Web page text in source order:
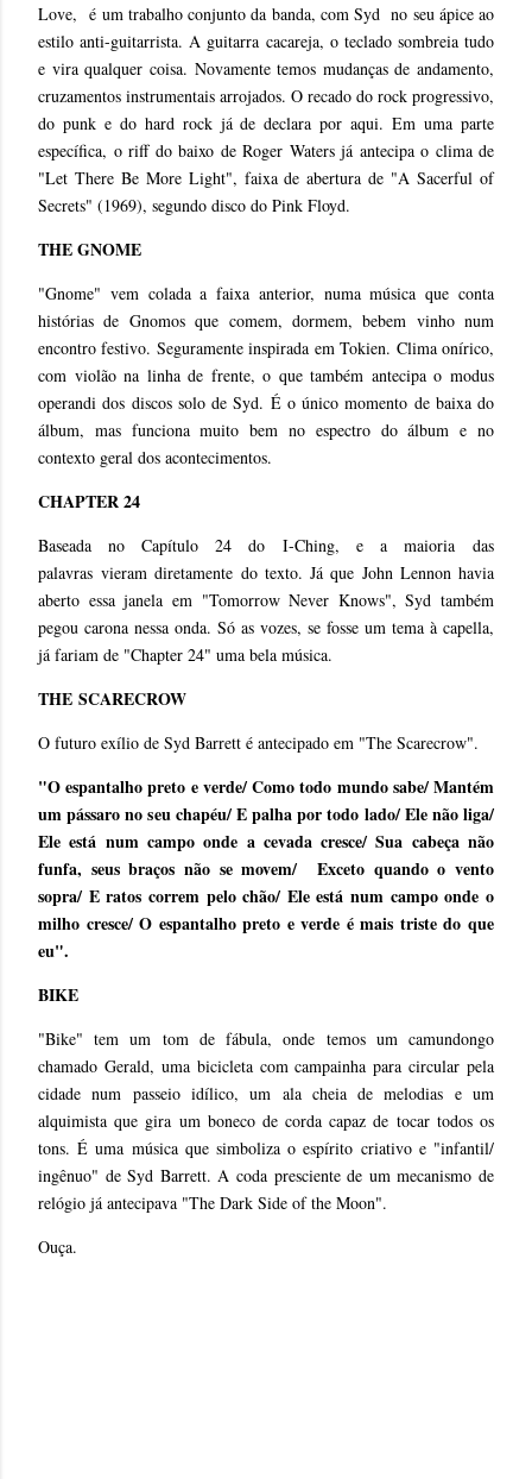
Love, é um trabalho conjunto da banda, com Syd no seu ápice ao
estilo anti-guitarrista. A guitarra cacareja, o teclado sombreia tudo
e vira qualquer coisa. Novamente temos mudanças de andamento,
cruzamentos instrumentais arrojados. O recado do rock progressivo,
do punk e do hard rock já de declara por aqui. Em uma parte
específica, o riff do baixo de Roger Waters já antecipa o clima de
"Let There Be More Light", faixa de abertura de "A Sacerful of
Secrets" (1969), segundo disco do Pink Floyd.
THE GNOME
"Gnome" vem colada a faixa anterior, numa música que conta
histórias de Gnomos que comem, dormem, bebem vinho num
encontro festivo. Seguramente inspirada em Tokien. Clima onírico,
com violão na linha de frente, o que também antecipa o modus
operandi dos discos solo de Syd. É o único momento de baixa do
álbum, mas funciona muito bem no espectro do álbum e no
contexto geral dos acontecimentos.
CHAPTER 24
Baseada no Capítulo 24 do I-Ching, e a maioria das
palavras vieram diretamente do texto. Já que John Lennon havia
aberto essa janela em "Tomorrow Never Knows", Syd também
pegou carona nessa onda. Só as vozes, se fosse um tema à capella,
já fariam de "Chapter 24" uma bela música.
THE SCARECROW
O futuro exílio de Syd Barrett é antecipado em "The Scarecrow".
"O espantalho preto e verde/ Como todo mundo sabe/ Mantém
um pássaro no seu chapéu/ E palha por todo lado/ Ele não liga/
Ele está num campo onde a cevada cresce/ Sua cabeça não
funfa, seus braços não se movem/ Exceto quando o vento
sopra/ E ratos correm pelo chão/ Ele está num campo onde o
milho cresce/ O espantalho preto e verde é mais triste do que
eu".
BIKE
"Bike" tem um tom de fábula, onde temos um camundongo
chamado Gerald, uma bicicleta com campainha para circular pela
cidade num passeio idílico, um ala cheia de melodias e um
alquimista que gira um boneco de corda capaz de tocar todos os
tons. É uma música que simboliza o espírito criativo e "infantil/
ingênuo" de Syd Barrett. A coda presciente de um mecanismo de
relógio já antecipava "The Dark Side of the Moon".
Ouça.